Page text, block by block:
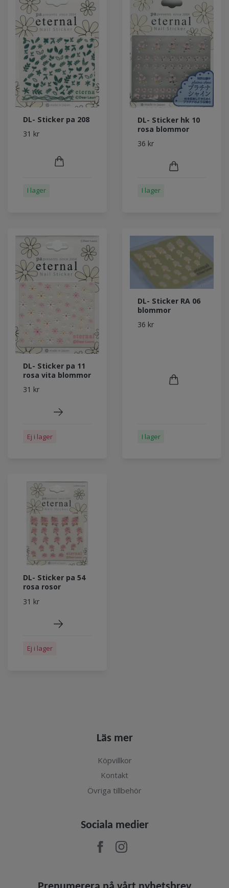
DL- Sticker pa 208
31 kr
I lager
DL- Sticker hk 10
rosa blommor
36 kr
I lager
DL- Sticker pa 11
rosa vita blommor
31 kr
Ej i lager
DL- Sticker RA 06
blommor
36 kr
I lager
DL- Sticker pa 54
rosa rosor
31 kr
Ej i lager
Läs mer
Köpvillkor
Kontakt
Övriga tillbehör
Sociala medier